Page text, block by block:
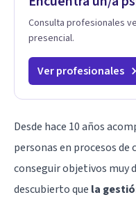
Consulta profesionales
presencial.
Ver profesionales
Desde hace 10 años
personas en procesos
conseguir objetivos muy
descubierto que la